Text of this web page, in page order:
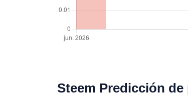
Steem Predicción de